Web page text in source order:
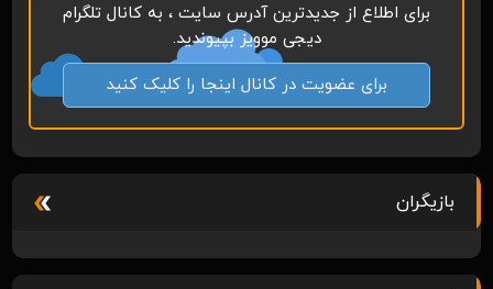
برای اطلاع از جدیدترین آدرس سایت ، به کانال تلگرام
دیجی موویز بپیوندید.
برای عضویت در کانال اینجا را کلیک کنید
بازیگران